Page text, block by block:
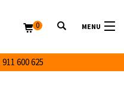
MENU
600 625
0